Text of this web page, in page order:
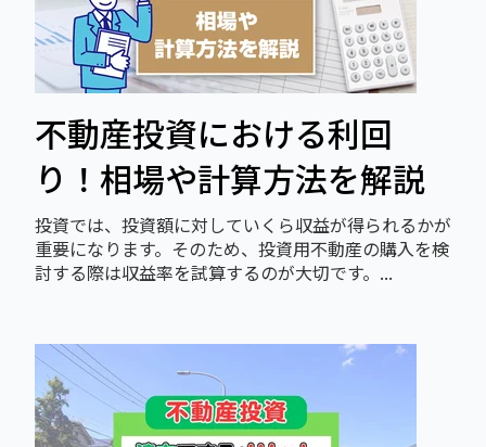
不動産投資における利回
り！相場や計算方法を解説
投資では、投資額に対していくら収益が得られるかが
重要になります。そのため、投資用不動産の購入を検
討する際は収益率を試算するのが大切です。...